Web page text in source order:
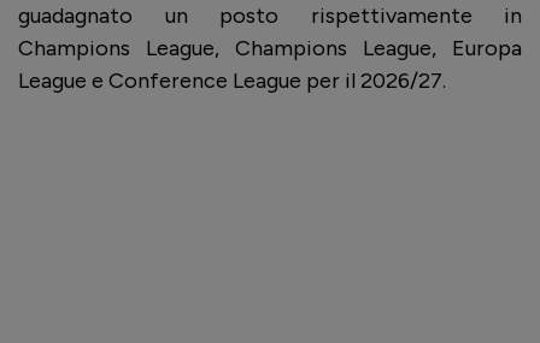
guadagnato un posto rispettivamente in
Champions League, Champions League, Europa
League e Conference League per il 2026/27.